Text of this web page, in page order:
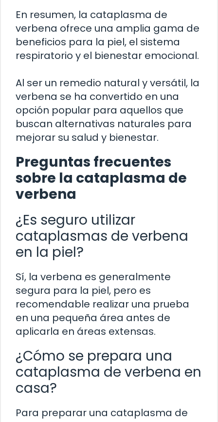
En resumen, la cataplasma de
verbena ofrece una amplia gama de
beneficios para la piel, el sistema
respiratorio y el bienestar emocional.
Al ser un remedio natural y versátil, la
verbena se ha convertido en una
opción popular para aquellos que
buscan alternativas naturales para
mejorar su salud y bienestar.
Preguntas frecuentes
sobre la cataplasma de
verbena
¿Es seguro utilizar
cataplasmas de verbena
en la piel?
Sí, la verbena es generalmente
segura para la piel, pero es
recomendable realizar una prueba
en una pequeña área antes de
aplicarla en áreas extensas.
¿Cómo se prepara una
cataplasma de verbena en
casa?
Para preparar una cataplasma de